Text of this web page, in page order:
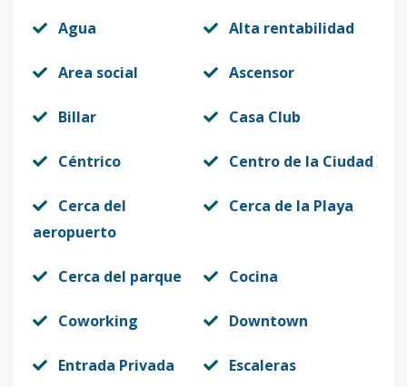
Agua Alta rentabilidad
Area social Ascensor
Billar Casa Club
Céntrico Centro de la Ciudad
Cerca del
aeropuerto
Cerca de la Playa
Cerca del parque Cocina
Coworking Downtown
Entrada Privada Escaleras